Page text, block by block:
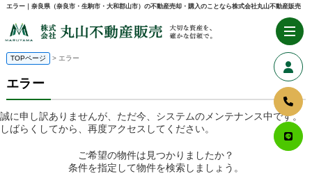
エラー｜奈良県（奈良市・生駒市・大和郡山市）の不動産売却・購入のことなら株式会社丸山不動産販売
TOPページ > エラー
エラー
誠に申し訳ありませんが、ただ今、システムのメンテナンス中です。
しばらくしてから、再度アクセスしてください。
ご希望の物件は見つかりましたか？
条件を指定して物件を検索しましょう。